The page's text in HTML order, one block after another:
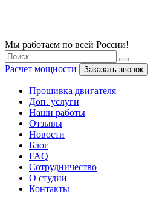
Мы работаем по всей России!
Расчет мощности Заказать звонок
Прошивка двигателя
Доп. услуги
Наши работы
Отзывы
Новости
Блог
FAQ
Сотрудничество
О студии
Контакты